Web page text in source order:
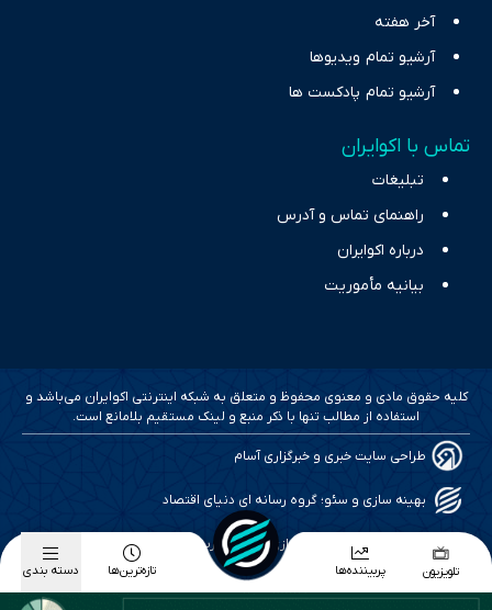
آخر هفته
آرشیو تمام ویدیوها
آرشیو تمام پادکست ها
تماس با اکوایران
تبلیغات
راهنمای تماس و آدرس
درباره اکوایران
بیانیه مأموریت
کلیه حقوق مادی و معنوی محفوظ و متعلق به شبکه اینترنتی اکوایران می‌باشد و
استفاده از مطالب تنها با ذکر منبع و لینک مستقیم بلامانع است.
طراحی سایت خبری و خبرگزاری آسام
بهینه سازی و سئو؛ گروه رسانه ای دنیای اقتصاد
طراحی گرافیک و پیاده سازی؛ برآیند تجربه
تلویزیون پربیننده‌ها تازه‌ترین‌ها دسته بندی